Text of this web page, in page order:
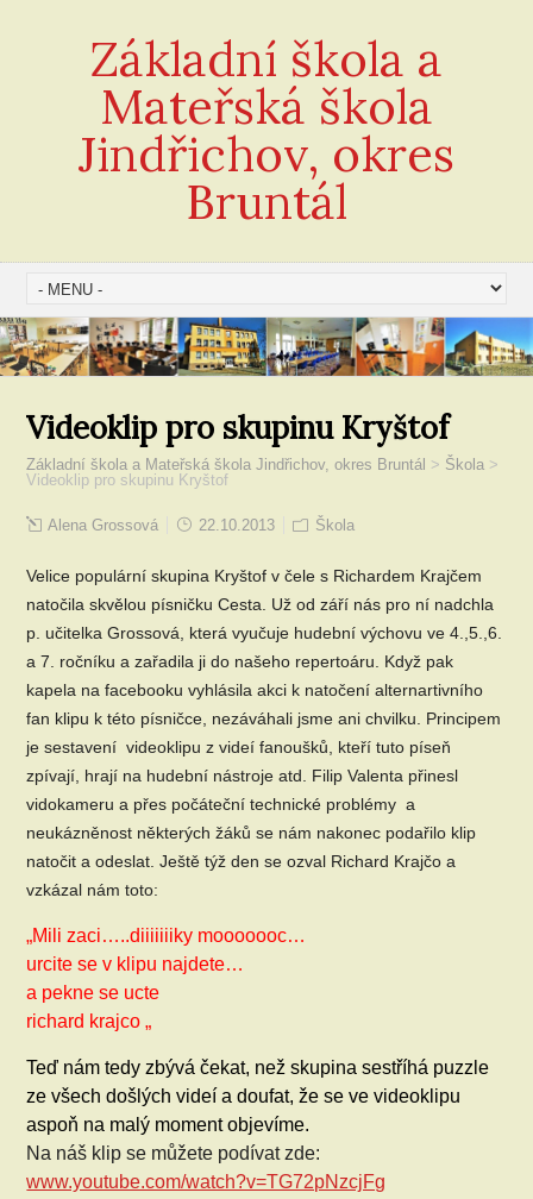
Základní škola a
Mateřská škola
Jindřichov, okres
Bruntál
Videoklip pro skupinu Kryštof
Základní škola a Mateřská škola Jindřichov, okres Bruntál > Škola >
Videoklip pro skupinu Kryštof
Alena Grossová 22.10.2013 Škola
Velice populární skupina Kryštof v čele s Richardem Krajčem
natočila skvělou písničku Cesta. Už od září nás pro ní nadchla
p. učitelka Grossová, která vyučuje hudební výchovu ve 4.,5.,6.
a 7. ročníku a zařadila ji do našeho repertoáru. Když pak
kapela na facebooku vyhlásila akci k natočení alternartivního
fan klipu k této písničce, nezáváhali jsme ani chvilku. Principem
je sestavení videoklipu z videí fanoušků, kteří tuto píseň
zpívají, hrají na hudební nástroje atd. Filip Valenta přinesl
vidokameru a přes počáteční technické problémy a
neukázněnost některých žáků se nám nakonec podařilo klip
natočit a odeslat. Ještě týž den se ozval Richard Krajčo a
vzkázal nám toto:
„Mili zaci…..diiiiiiiky mooooooc…
urcite se v klipu najdete…
a pekne se ucte
richard krajco „
Teď nám tedy zbývá čekat, než skupina sestříhá puzzle
ze všech došlých videí a doufat, že se ve videoklipu
aspoň na malý moment objevíme.
Na náš klip se můžete podívat zde:
www.youtube.com/watch?v=TG72pNzcjFg